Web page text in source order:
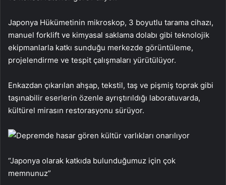
Japonya Hükümetinin mikroskop, 3 boyutlu tarama cihazı,
manuel forklift ve kimyasal saklama dolabı gibi teknolojik
ekipmanlarla katkı sunduğu merkezde görüntüleme,
projelendirme ve tespit çalışmaları yürütülüyor.
Enkazdan çıkarılan ahşap, tekstil, taş ve pişmiş toprak gibi
taşınabilir eserlerin özenle ayrıştırıldığı laboratuvarda,
kültürel mirasın restorasyonu sürüyor.
“Japonya olarak katkıda bulunduğumuz için çok
memnunuz”